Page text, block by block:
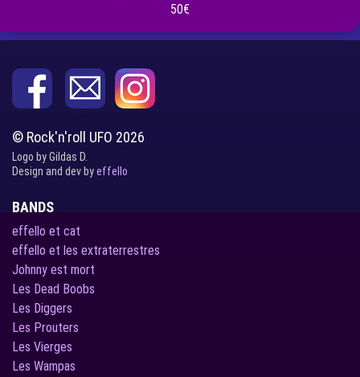
50€
© Rock'n'roll UFO 2026
Logo by Gildas D.
Design and dev byeffello
BANDS
effello et cat
effello et les extraterrestres
Johnny est mort
Les Dead Boobs
Les Diggers
Les Prouters
Les Vierges
Les Wampas